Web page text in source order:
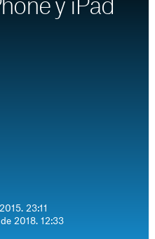
y iPad
23:11
2018. 12:33